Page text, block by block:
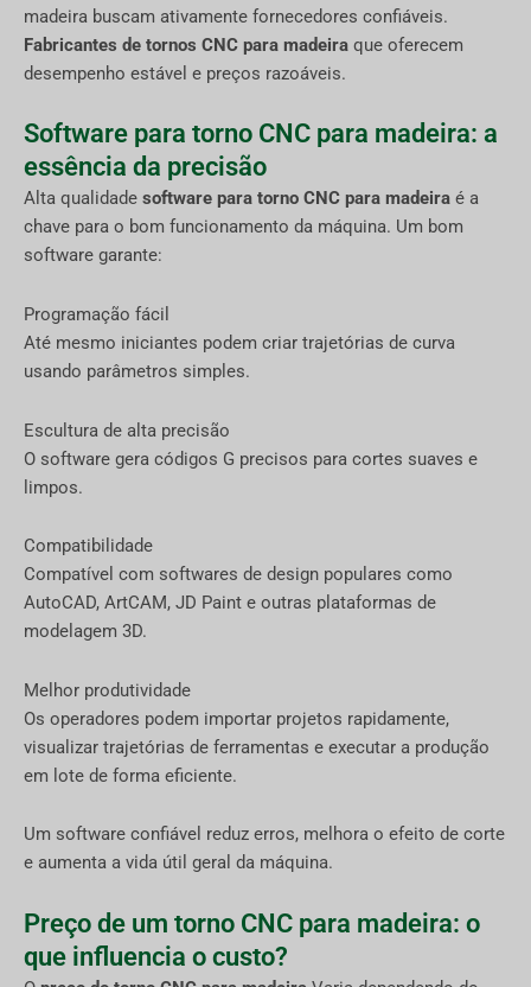
madeira buscam ativamente fornecedores confiáveis.
Fabricantes de tornos CNC para madeira que oferecem
desempenho estável e preços razoáveis.
Software para torno CNC para madeira: a
essência da precisão
Alta qualidade software para torno CNC para madeira é a
chave para o bom funcionamento da máquina. Um bom
software garante:
Programação fácil
Até mesmo iniciantes podem criar trajetórias de curva
usando parâmetros simples.
Escultura de alta precisão
O software gera códigos G precisos para cortes suaves e
limpos.
Compatibilidade
Compatível com softwares de design populares como
AutoCAD, ArtCAM, JD Paint e outras plataformas de
modelagem 3D.
Melhor produtividade
Os operadores podem importar projetos rapidamente,
visualizar trajetórias de ferramentas e executar a produção
em lote de forma eficiente.
Um software confiável reduz erros, melhora o efeito de corte
e aumenta a vida útil geral da máquina.
Preço de um torno CNC para madeira: o
que influencia o custo?